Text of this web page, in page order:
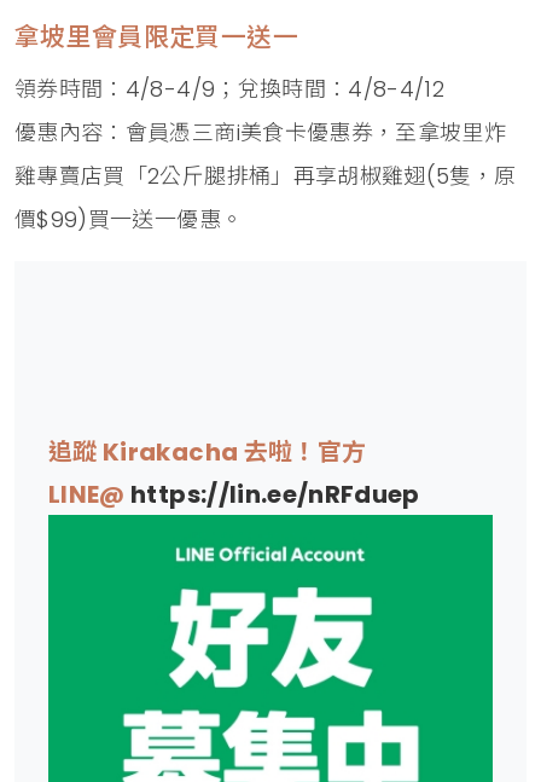
拿坡里會員限定買一送一
領券時間：4/8-4/9；兌換時間：4/8-4/12
優惠內容：會員憑三商i美食卡優惠券，至拿坡里炸
雞專賣店買「2公斤腿排桶」再享胡椒雞翅(5隻，原
價$99)買一送一優惠。
追蹤 Kirakacha 去啦！官方
LINE@ https://lin.ee/nRFduep